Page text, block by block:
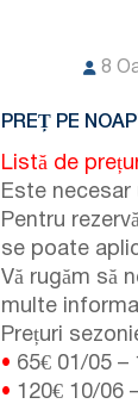
8
PREȚ PE
Listă de
Este necesar
Pentru
se poate
Vă rugăm să
multe
Prețuri
• 65€ 01/05 –
• 120€ 10/06